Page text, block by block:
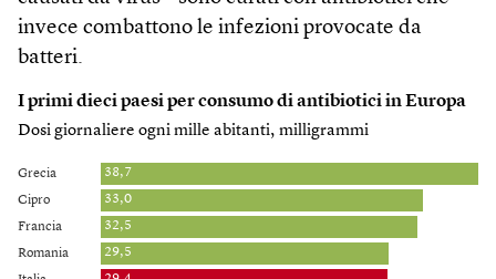
invece combattono le infezioni provocate da
batteri.